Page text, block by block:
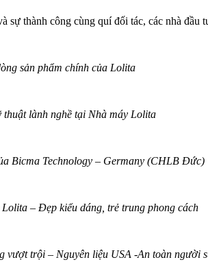
sự thành công cùng quí đối tác, các nhà đầu
sản phẩm chính của Lolita
lành nghề tại Nhà máy Lolita
Bicma Technology – Germany (CHLB Đức)
Lolita – Đẹp kiểu dáng, trẻ trung phong cách
vượt trội – Nguyên liệu USA -An toàn người